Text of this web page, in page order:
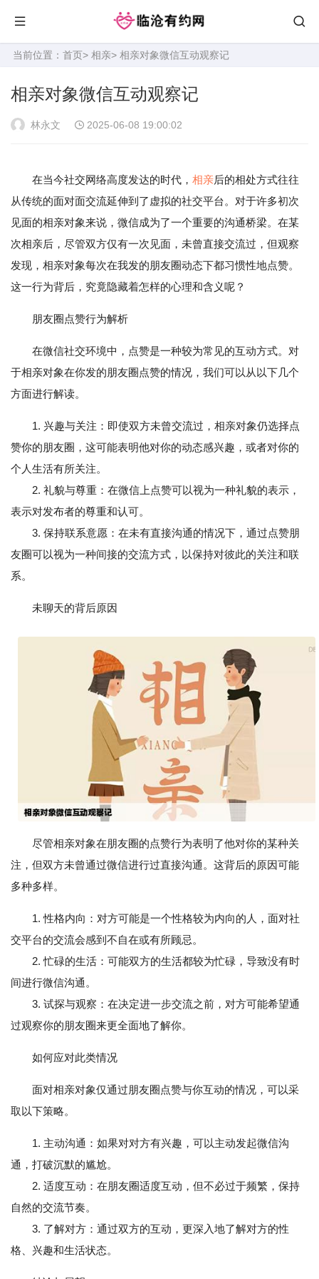
当前位置： 首页> 相亲> 相亲对象微信互动观察记
相亲对象微信互动观察记
林永文 2025-06-08 19:00:02
在当今社交网络高度发达的时代， 相亲后的相处方式往往
从传统的面对面交流延伸到了虚拟的社交平台。对于许多初次
见面的相亲对象来说，微信成为了一个重要的沟通桥梁。在某
次相亲后，尽管双方仅有一次见面，未曾直接交流过，但观察
发现，相亲对象每次在我发的朋友圈动态下都习惯性地点赞。
这一行为背后，究竟隐藏着怎样的心理和含义呢？
朋友圈点赞行为解析
在微信社交环境中，点赞是一种较为常见的互动方式。对
于相亲对象在你发的朋友圈点赞的情况，我们可以从以下几个
方面进行解读。
1. 兴趣与关注：即使双方未曾交流过，相亲对象仍选择点
赞你的朋友圈，这可能表明他对你的动态感兴趣，或者对你的
个人生活有所关注。
2. 礼貌与尊重：在微信上点赞可以视为一种礼貌的表示，
表示对发布者的尊重和认可。
3. 保持联系意愿：在未有直接沟通的情况下，通过点赞朋
友圈可以视为一种间接的交流方式，以保持对彼此的关注和联
系。
未聊天的背后原因
尽管相亲对象在朋友圈的点赞行为表明了他对你的某种关
注，但双方未曾通过微信进行过直接沟通。这背后的原因可能
多种多样。
1. 性格内向：对方可能是一个性格较为内向的人，面对社
交平台的交流会感到不自在或有所顾忌。
2. 忙碌的生活：可能双方的生活都较为忙碌，导致没有时
间进行微信沟通。
3. 试探与观察：在决定进一步交流之前，对方可能希望通
过观察你的朋友圈来更全面地了解你。
如何应对此类情况
面对相亲对象仅通过朋友圈点赞与你互动的情况，可以采
取以下策略。
1. 主动沟通：如果对对方有兴趣，可以主动发起微信沟
通，打破沉默的尴尬。
2. 适度互动：在朋友圈适度互动，但不必过于频繁，保持
自然的交流节奏。
3. 了解对方：通过双方的互动，更深入地了解对方的性
格、兴趣和生活状态。